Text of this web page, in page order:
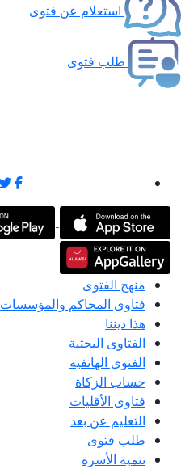
استعلام عن فتوى
طلب فتوى
منهج الفتوى
فتاوى المحاكم والمؤسسات
هذا ديننا
الفتاوى البحثية
الفتوى الهاتفية
حساب الزكاة
فتاوى الأقليات
التعليم عن بعد
طلب فتوى
تنمية الأسرة